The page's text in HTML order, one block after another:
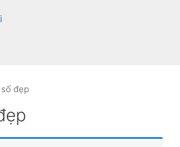
số đẹp